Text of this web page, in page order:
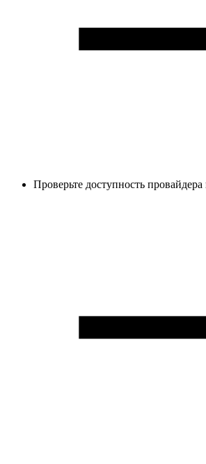
Проверьте доступность